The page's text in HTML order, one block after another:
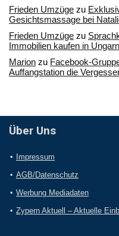
Frieden Umzüge zu
Gesichtsmassage bei
Frieden Umzüge zu
Immobilien kaufen in
Marion zu Facebook-
Auffangstation die
Über Uns
Impressum
AGB/Datenschutz
Werbung Mediadaten
Zypern Aktuell – Aktuelle